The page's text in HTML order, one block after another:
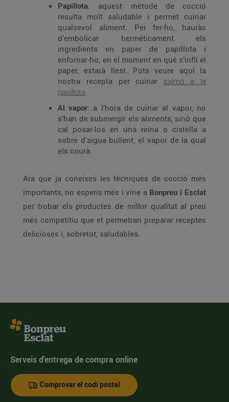
Papillota: aquest mètode de cocció
resulta molt saludable i permet cuinar
qualsevol aliment. Per fer-ho, hauràs
d’embolicar hermèticament els
ingredients en paper de papillota i
enfornar-ho; en el moment en què s’infli el
paper, estarà llest. Pots veure aquí la
nostra recepta per cuinar salmó a la
papillota.
Al vapor: a l’hora de cuinar al vapor, no
s’han de submergir els aliments, sinó que
cal posar-los en una reina o cistella a
sobre d’aigua bullent, el vapor de la qual
els courà.
Ara que ja coneixes les tècniques de cocció més
importants, no esperis més i vine a Bonpreu i Esclat
per trobar els productes de millor qualitat al preu
més competitiu que et permetran preparar receptes
delicioses i, sobretot, saludables.
Serveis d'entrega de compra online
Comprovar el codi postal